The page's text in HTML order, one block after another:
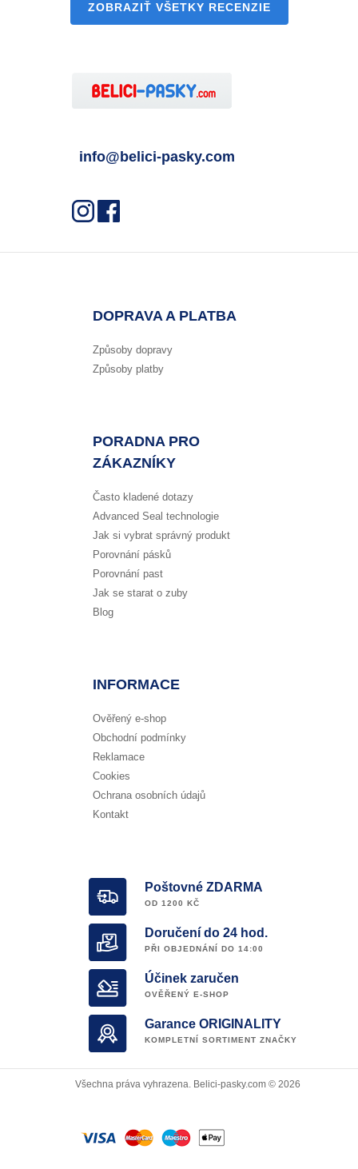
ZOBRAZIŤ VŠETKY RECENZIE
info@belici-pasky.com
DOPRAVA A PLATBA
Způsoby dopravy
Způsoby platby
PORADNA PRO
ZÁKAZNÍKY
Často kladené dotazy
Advanced Seal technologie
Jak si vybrat správný produkt
Porovnání pásků
Porovnání past
Jak se starat o zuby
Blog
INFORMACE
Ověřený e-shop
Obchodní podmínky
Reklamace
Cookies
Ochrana osobních údajů
Kontakt
Poštovné ZDARMA
OD 1200 KČ
Doručení do 24 hod.
PŘI OBJEDNÁNÍ DO 14:00
Účinek zaručen
OVĚŘENÝ E-SHOP
Garance ORIGINALITY
KOMPLETNÍ SORTIMENT ZNAČKY
Všechna práva vyhrazena. Belici-pasky.com © 2026